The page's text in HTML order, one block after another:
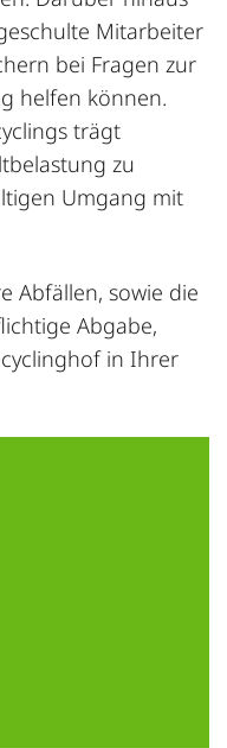
Mitarbeiter
bei Fragen zur
helfen können.
trägt
zu
Umgang mit
Abfällen, sowie die
Abgabe,
in Ihrer